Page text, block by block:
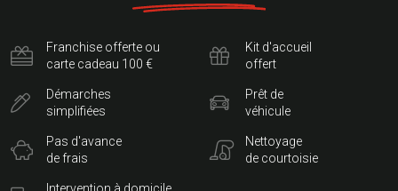
Franchise offerte ou
carte cadeau 100 €
Démarches
simplifiées
Pas d'avance
de frais
Kit d'accueil
offert
Prêt de
véhicule
Nettoyage
de courtoisie